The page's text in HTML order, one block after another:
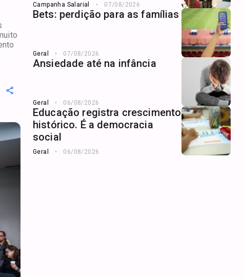
Campanha Salarial 07/08/2026
Bets: perdição para as famílias
Geral 07/08/2026
Ansiedade até na infância
Geral 06/08/2026
Educação registra crescimento
histórico. É a democracia
social
Geral 06/08/2026